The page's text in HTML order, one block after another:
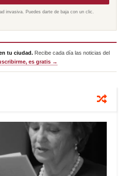
invasiva. Puedes darte de baja con un clic.
tu ciudad. Recibe cada día las noticias del
es gratis →